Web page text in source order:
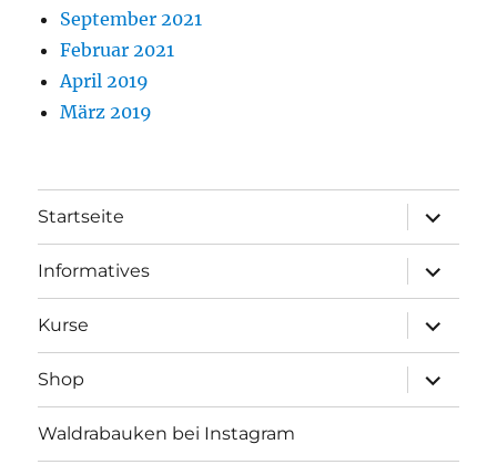
September 2021
Februar 2021
April 2019
März 2019
Startseite
öffnen
Informatives
öffnen
Kurse
öffnen
Shop
öffnen
Waldrabauken bei Instagram